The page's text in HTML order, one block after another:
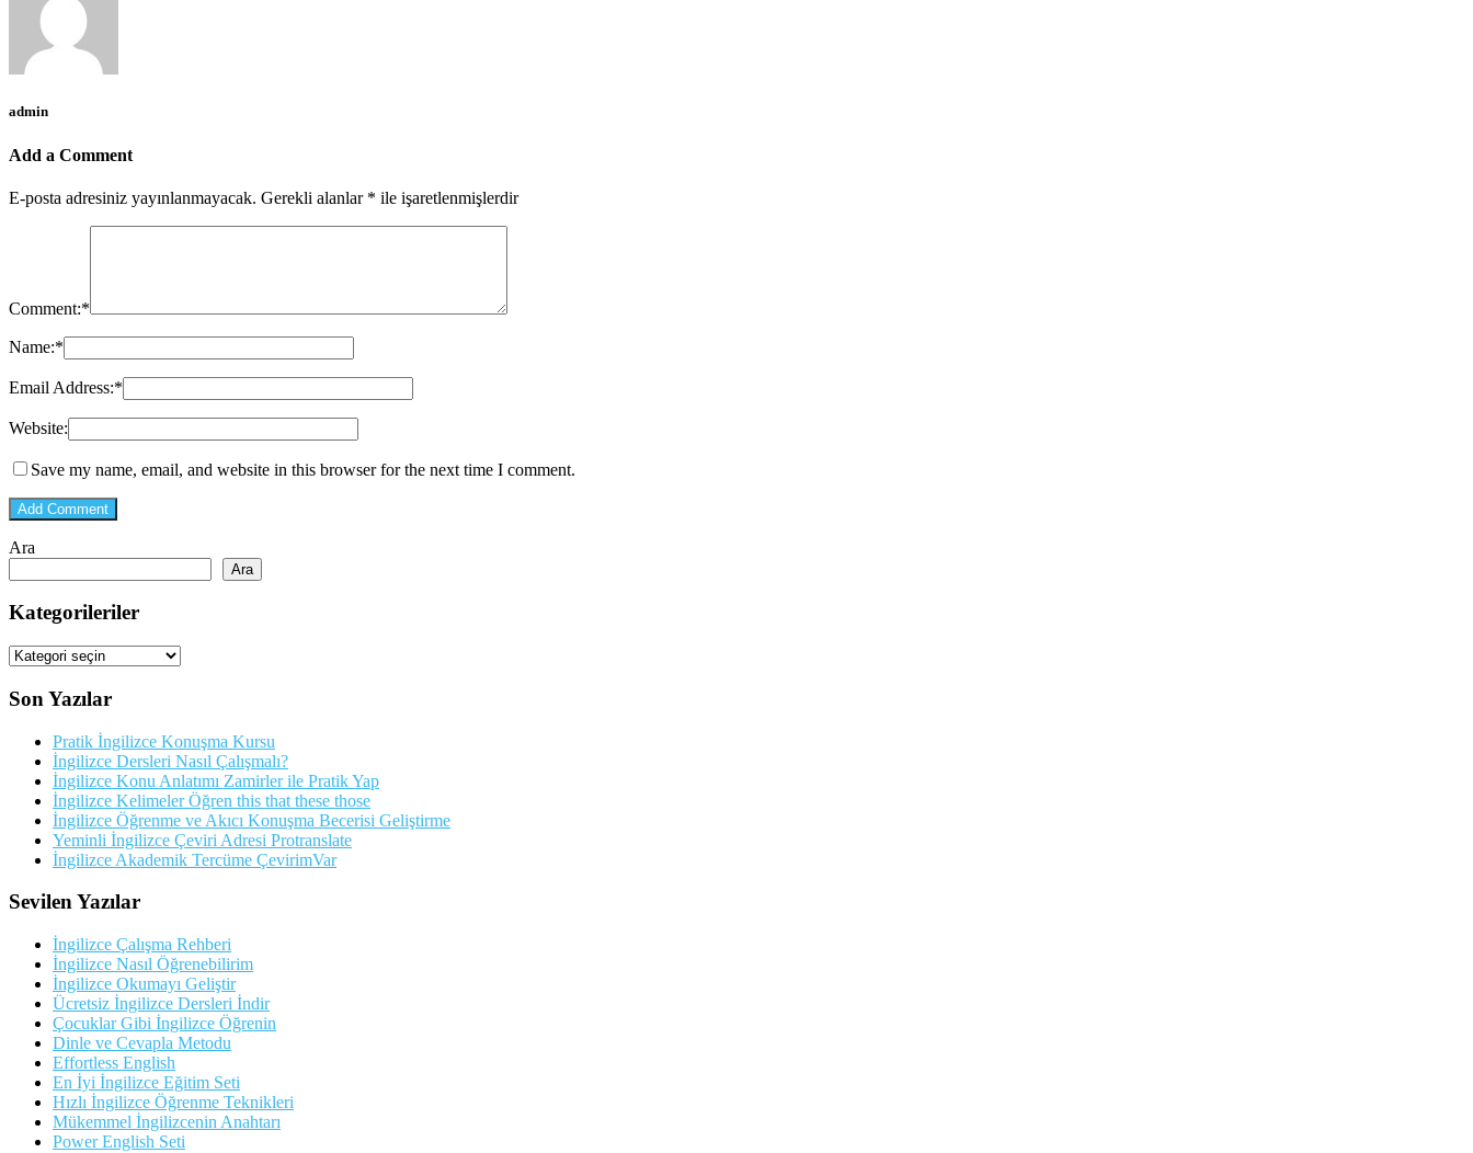
admin
Add a Comment
E-posta adresiniz yayınlanmayacak. Gerekli alanlar * ile işaretlenmişlerdir
Comment:*
Name:*
Email Address:*
Website:
Save my name, email, and website in this browser for the next time I comment.
Ara
Ara
Kategorileriler
Kategorileriler
Son Yazılar
Pratik İngilizce Konuşma Kursu
İngilizce Dersleri Nasıl Çalışmalı?
İngilizce Konu Anlatımı Zamirler ile Pratik Yap
İngilizce Kelimeler Öğren this that these those
İngilizce Öğrenme ve Akıcı Konuşma Becerisi Geliştirme
Yeminli İngilizce Çeviri Adresi Protranslate
İngilizce Akademik Tercüme ÇevirimVar
Sevilen Yazılar
İngilizce Çalışma Rehberi
İngilizce Nasıl Öğrenebilirim
İngilizce Okumayı Geliştir
Ücretsiz İngilizce Dersleri İndir
Çocuklar Gibi İngilizce Öğrenin
Dinle ve Cevapla Metodu
Effortless English
En İyi İngilizce Eğitim Seti
Hızlı İngilizce Öğrenme Teknikleri
Mükemmel İngilizcenin Anahtarı
Power English Seti